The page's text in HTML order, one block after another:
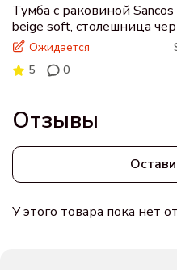
Тумба с раковиной
beige soft, столешница
раковина CN5018
Ожидается
5
0
Отзывы
У этого товара пока нет